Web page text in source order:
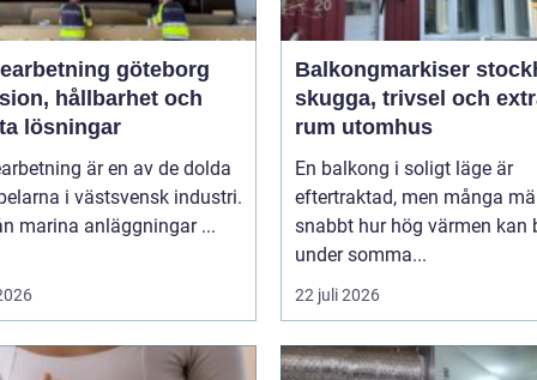
göteborg
hållbarhet och
lösningar
är en av de dolda
i västsvensk industri.
marina anläggningar ...
Balkongmarkiser
skugga, trivsel och
rum utomhus
En balkong i soligt läge är
eftertraktad, men många
snabbt hur hög värmen kan
under somma...
22 juli 2026